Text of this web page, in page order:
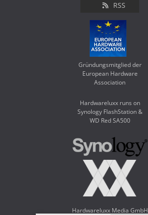
RSS
Gründungsmitglied der
European Hardware
Association
Hardwareluxx runs on
Synology FlashStation &
WD Red SA500
Hardwareluxx Media GmbH